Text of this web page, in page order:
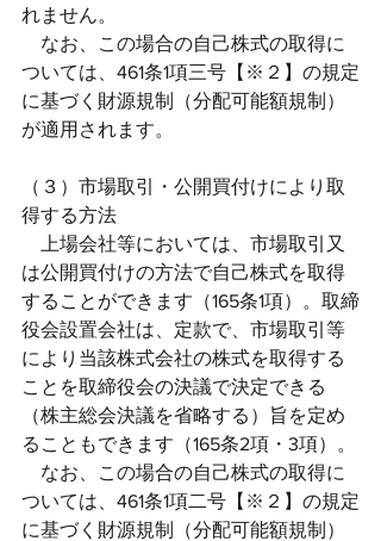
れません。
なお、この場合の自己株式の取得に
ついては、461条1項三号【※２】の規定
に基づく財源規制（分配可能額規制）
が適用されます。
（３）市場取引・公開買付けにより取
得する方法
上場会社等においては、市場取引又
は公開買付けの方法で自己株式を取得
することができます（165条1項）。取締
役会設置会社は、定款で、市場取引等
により当該株式会社の株式を取得する
ことを取締役会の決議で決定できる
（株主総会決議を省略する）旨を定め
ることもできます（165条2項・3項）。
なお、この場合の自己株式の取得に
ついては、461条1項二号【※２】の規定
に基づく財源規制（分配可能額規制）